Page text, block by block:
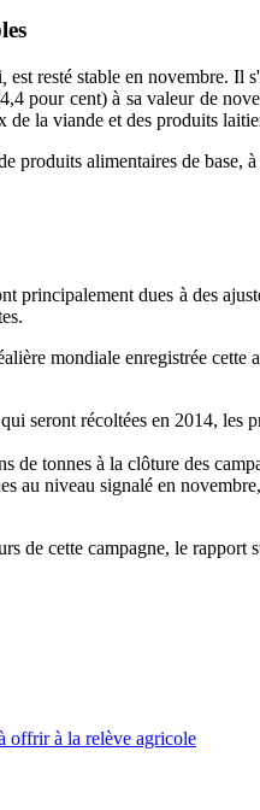
est resté stable en novembre. Il
pour cent) à sa valeur de
la viande et des produits
produits alimentaires de base,
principalement dues à des
mondiale enregistrée
seront récoltées en 2014, les
tonnes à la clôture des
niveau signalé en
de cette campagne, le
offrir à la relève agricole